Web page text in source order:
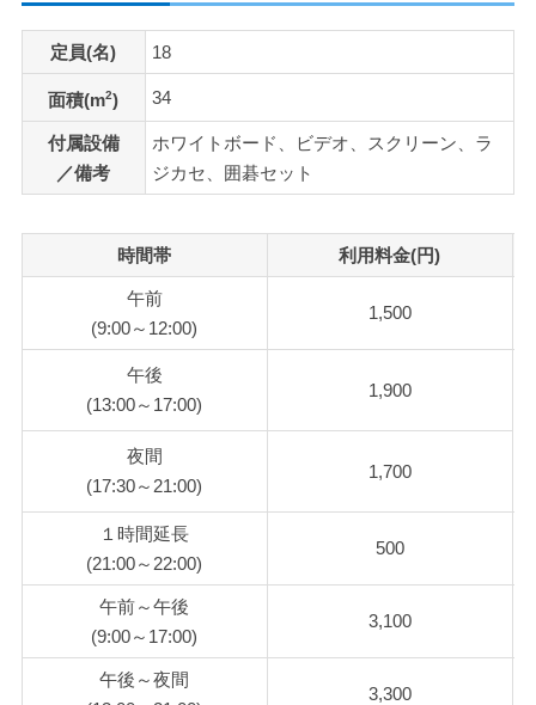
定員(名) 18
面積(m2) 34
付属設備
／備考
ホワイトボード、ビデオ、スクリーン、ラ
ジカセ、囲碁セット
時間帯 利用料金(円)
午前
(9:00～12:00)
1,500
午後
(13:00～17:00)
1,900
夜間
(17:30～21:00)
1,700
１時間延長
(21:00～22:00)
500
午前～午後
(9:00～17:00)
3,100
午後～夜間
3,300